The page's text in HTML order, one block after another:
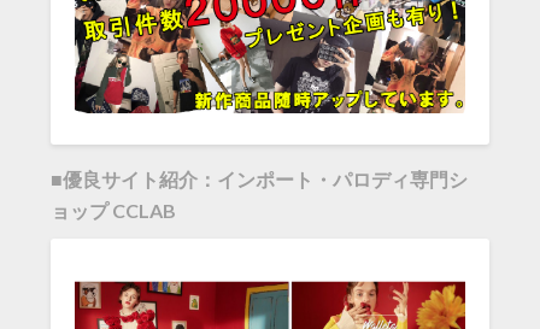
■優良サイト紹介：インポート・パロディ専門シ
ョップ CCLAB